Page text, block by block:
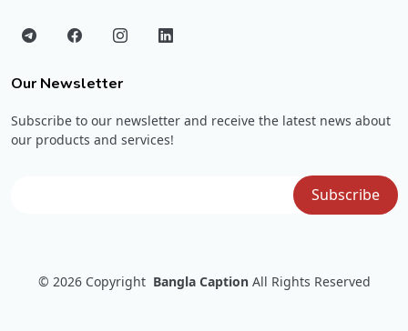
Our Newsletter
Subscribe to our newsletter and receive the latest news about
our products and services!
© 2026 Copyright Bangla Caption All Rights Reserved